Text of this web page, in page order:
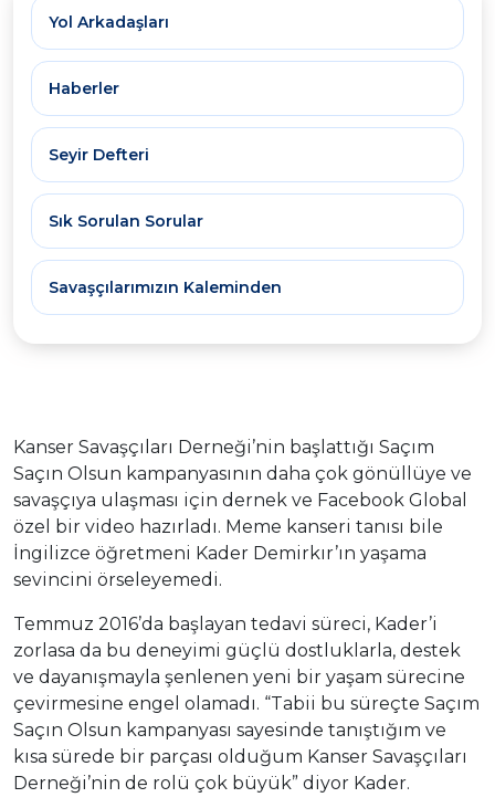
Yol Arkadaşları
Haberler
Seyir Defteri
Sık Sorulan Sorular
Savaşçılarımızın Kaleminden
Kanser Savaşçıları Derneği’nin başlattığı Saçım
Saçın Olsun kampanyasının daha çok gönüllüye ve
savaşçıya ulaşması için dernek ve Facebook Global
özel bir video hazırladı. Meme kanseri tanısı bile
İngilizce öğretmeni Kader Demirkır’ın yaşama
sevincini örseleyemedi.
Temmuz 2016’da başlayan tedavi süreci, Kader’i
zorlasa da bu deneyimi güçlü dostluklarla, destek
ve dayanışmayla şenlenen yeni bir yaşam sürecine
çevirmesine engel olamadı. “Tabii bu süreçte Saçım
Saçın Olsun kampanyası sayesinde tanıştığım ve
kısa sürede bir parçası olduğum Kanser Savaşçıları
Derneği’nin de rolü çok büyük” diyor Kader.